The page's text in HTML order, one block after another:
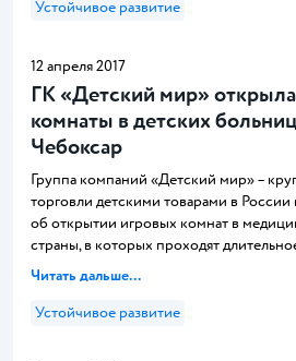
Устойчивое развитие
12 апреля 2017
ГК «Детский мир»
комнаты в детских
Чебоксар
Группа компаний «Детский мир» –
торговли детскими товарами в России
об открытии игровых комнат в
страны, в которых проходят
Читать дальше...
Устойчивое развитие